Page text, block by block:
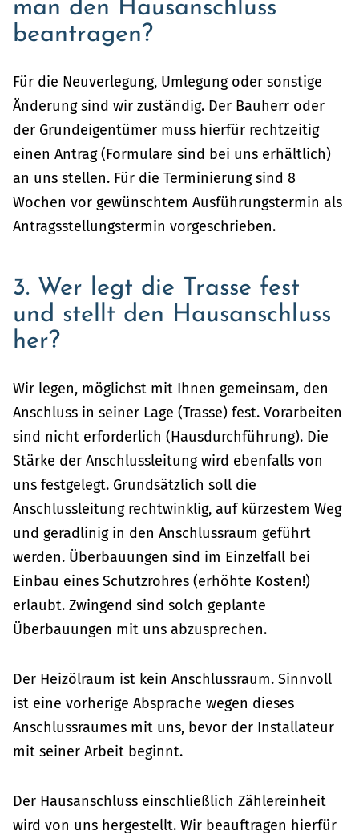
man den Hausanschluss
beantragen?
Für die Neuverlegung, Umlegung oder sonstige
Änderung sind wir zuständig. Der Bauherr oder
der Grundeigentümer muss hierfür rechtzeitig
einen Antrag (Formulare sind bei uns erhältlich)
an uns stellen. Für die Terminierung sind 8
Wochen vor gewünschtem Ausführungstermin als
Antragsstellungstermin vorgeschrieben.
3. Wer legt die Trasse fest
und stellt den Hausanschluss
her?
Wir legen, möglichst mit Ihnen gemeinsam, den
Anschluss in seiner Lage (Trasse) fest. Vorarbeiten
sind nicht erforderlich (Hausdurchführung). Die
Stärke der Anschlussleitung wird ebenfalls von
uns festgelegt. Grundsätzlich soll die
Anschlussleitung rechtwinklig, auf kürzestem Weg
und geradlinig in den Anschlussraum geführt
werden. Überbauungen sind im Einzelfall bei
Einbau eines Schutzrohres (erhöhte Kosten!)
erlaubt. Zwingend sind solch geplante
Überbauungen mit uns abzusprechen.
Der Heizölraum ist kein Anschlussraum. Sinnvoll
ist eine vorherige Absprache wegen dieses
Anschlussraumes mit uns, bevor der Installateur
mit seiner Arbeit beginnt.
Der Hausanschluss einschließlich Zählereinheit
wird von uns hergestellt. Wir beauftragen hierfür